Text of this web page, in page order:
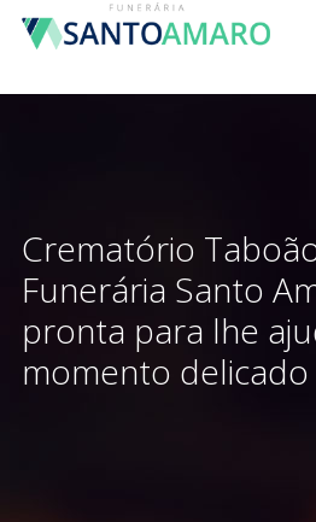
Crematório
Funerária Santo
pronta para lhe
momento delicado